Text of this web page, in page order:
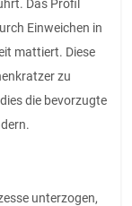
Das Profil
Einweichen in
mattiert. Diese
zu
die bevorzugte
unterzogen,